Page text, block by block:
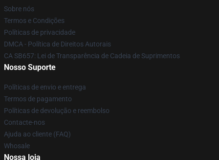
Sobre nós
Termos e Condições
Políticas de privacidade
DMCA - Política de Direitos Autorais
CA SB657: Lei de Transparência de Cadeia de Suprimentos
Nosso Suporte
Políticas de envio e entrega
Termos de pagamento
Políticas de devolução e reembolso
Contacte-nos
Ajuda ao cliente (FAQ)
Whosale
Nossa loja